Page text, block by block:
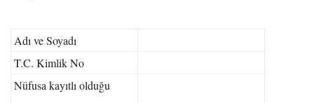
Adı ve Soyadı
T.C. Kimlik No
Nüfusa kayıtlı olduğu